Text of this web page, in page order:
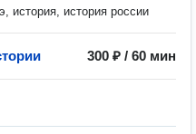
история, история россии
300 ₽ / 60 мин